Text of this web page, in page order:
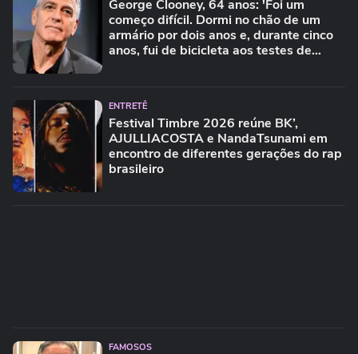
George Clooney, 64 anos: 'Foi um
começo difícil. Dormi no chão de um
armário por dois anos e, durante cinco
anos, fui de bicicleta aos testes de
ENTRETÊ
Festival Timbre 2026 reúne BK’,
AJULLIACOSTA e NandaTsunami em
encontro de diferentes gerações do rap
brasileiro
FAMOSOS